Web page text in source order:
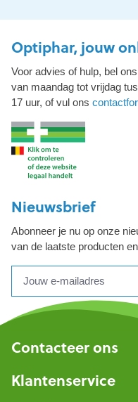
Optiphar, jouw
Voor advies of hulp, bel
van maandag tot vrijdag
17 uur, of vul ons
Nieuwsbrief
Abonneer je nu op onze
van de laatste producten
Contacteer ons
Klantenservice